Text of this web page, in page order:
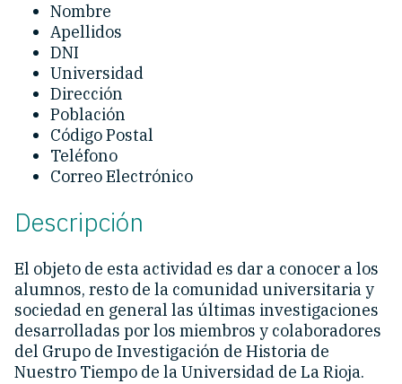
Nombre
Apellidos
DNI
Universidad
Dirección
Población
Código Postal
Teléfono
Correo Electrónico
Descripción
El objeto de esta actividad es dar a conocer a los
alumnos, resto de la comunidad universitaria y
sociedad en general las últimas investigaciones
desarrolladas por los miembros y colaboradores
del Grupo de Investigación de Historia de
Nuestro Tiempo de la Universidad de La Rioja.